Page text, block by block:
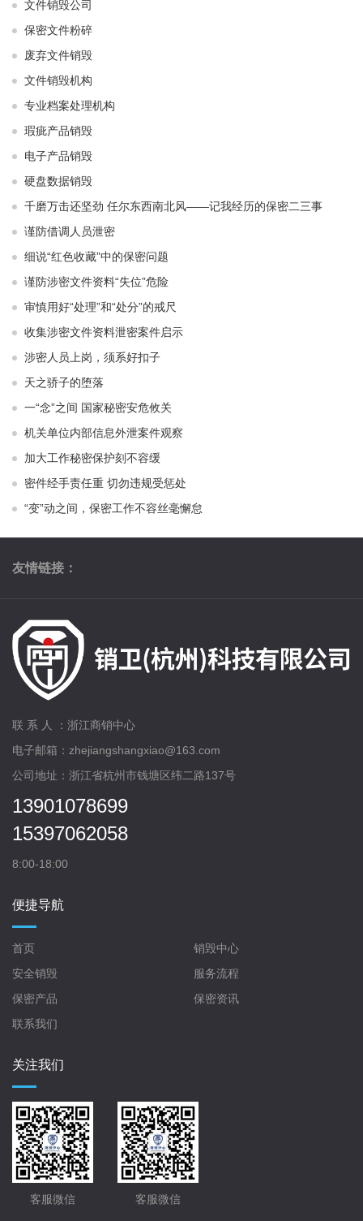
文件销毁公司
保密文件粉碎
废弃文件销毁
文件销毁机构
专业档案处理机构
瑕疵产品销毁
电子产品销毁
硬盘数据销毁
千磨万击还坚劲 任尔东西南北风——记我经历的保密二三事
谨防借调人员泄密
细说“红色收藏”中的保密问题
谨防涉密文件资料“失位”危险
审慎用好“处理”和“处分”的戒尺
收集涉密文件资料泄密案件启示
涉密人员上岗，须系好扣子
天之骄子的堕落
一“念”之间 国家秘密安危攸关
机关单位内部信息外泄案件观察
加大工作秘密保护刻不容缓
密件经手责任重 切勿违规受惩处
“变”动之间，保密工作不容丝毫懈怠
友情链接：
联 系 人 ：浙江商销中心
电子邮箱：zhejiangshangxiao@163.com
公司地址：浙江省杭州市钱塘区纬二路137号
13901078699
15397062058
8:00-18:00
便捷导航
首页
销毁中心
安全销毁
服务流程
保密产品
保密资讯
联系我们
关注我们
客服微信 客服微信